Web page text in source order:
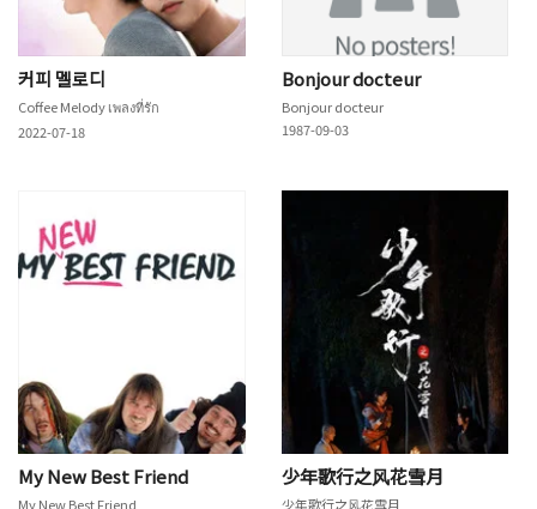
커피 멜로디
Coffee Melody เพลงที่รัก
2022-07-18
Bonjour docteur
Bonjour docteur
1987-09-03
My New Best Friend
My New Best Friend
少年歌行之风花雪月
少年歌行之风花雪月